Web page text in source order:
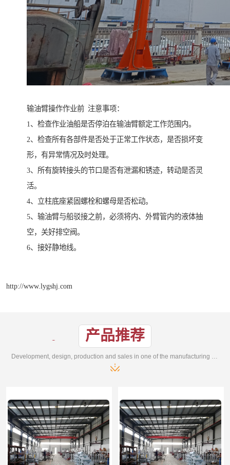
输油臂操作作业前 注意事项：
1、检查作业油船是否停泊在输油臂额定工作范围内。
2、检查所有各部件是否处于正常工作状态，是否损坏变
形，有异常情况及时处理。
3、所有旋转接头的节口是否有泄漏和锈迹，转动是否灵
活。
4、立柱底座紧固螺栓和螺母是否松动。
5、输油臂与船驳接之前，必须将内、外臂管内的液体抽
空，关好排空阀。
6、接好静地线。
http://www.lygshj.com
产品推荐